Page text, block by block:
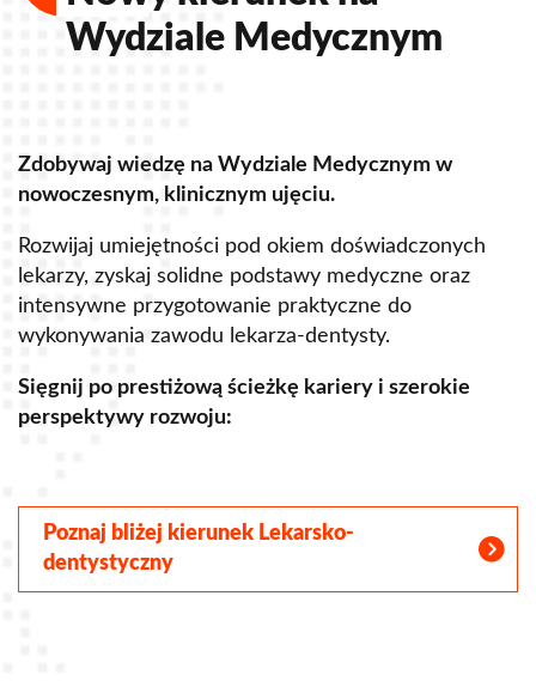
Wydziale Medycznym
Zdobywaj wiedzę na Wydziale Medycznym w
nowoczesnym, klinicznym ujęciu.
Rozwijaj umiejętności pod okiem doświadczonych
lekarzy, zyskaj solidne podstawy medyczne oraz
intensywne przygotowanie praktyczne do
wykonywania zawodu lekarza-dentysty.
Sięgnij po prestiżową ścieżkę kariery i szerokie
perspektywy rozwoju:
Poznaj bliżej kierunek Lekarsko-
dentystyczny